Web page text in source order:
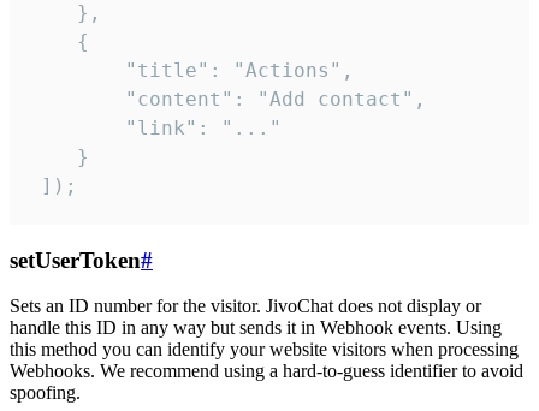
    },
    {
        "title": "Actions",
        "content": "Add contact",
        "link": "..."
    }
]);
setUserToken#
Sets an ID number for the visitor. JivoChat does not display or
handle this ID in any way but sends it in Webhook events. Using
this method you can identify your website visitors when processing
Webhooks. We recommend using a hard-to-guess identifier to avoid
spoofing.